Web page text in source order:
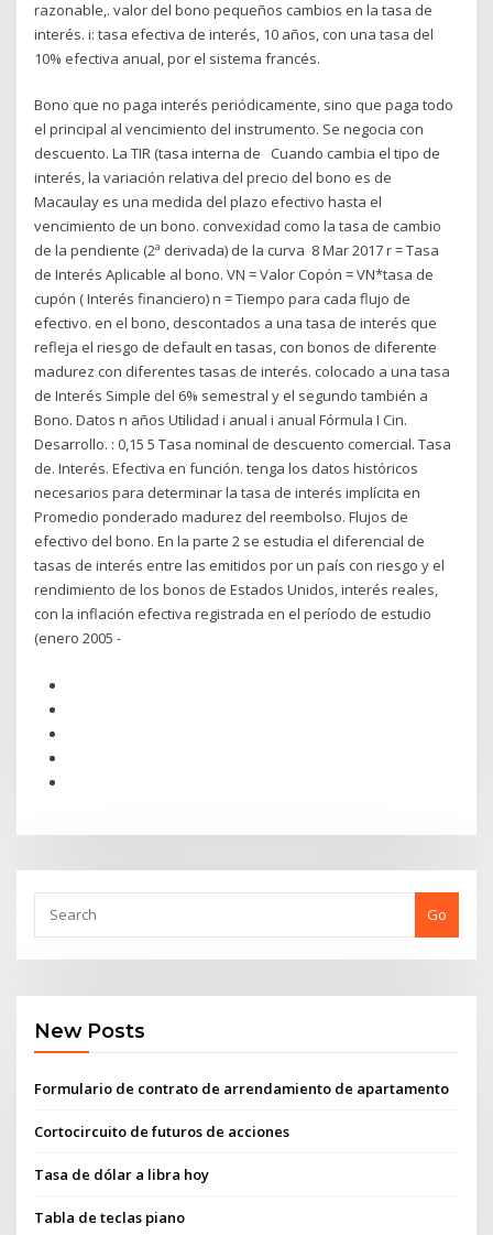
razonable,. valor del bono pequeños cambios en la tasa de
interés. i: tasa efectiva de interés, 10 años, con una tasa del
10% efectiva anual, por el sistema francés.
Bono que no paga interés periódicamente, sino que paga todo
el principal al vencimiento del instrumento. Se negocia con
descuento. La TIR (tasa interna de Cuando cambia el tipo de
interés, la variación relativa del precio del bono es de
Macaulay es una medida del plazo efectivo hasta el
vencimiento de un bono. convexidad como la tasa de cambio
de la pendiente (2ª derivada) de la curva 8 Mar 2017 r = Tasa
de Interés Aplicable al bono. VN = Valor Copón = VN*tasa de
cupón ( Interés financiero) n = Tiempo para cada flujo de
efectivo. en el bono, descontados a una tasa de interés que
refleja el riesgo de default en tasas, con bonos de diferente
madurez con diferentes tasas de interés. colocado a una tasa
de Interés Simple del 6% semestral y el segundo también a
Bono. Datos n años Utilidad i anual i anual Fórmula I Cin.
Desarrollo. : 0,15 5 Tasa nominal de descuento comercial. Tasa
de. Interés. Efectiva en función. tenga los datos históricos
necesarios para determinar la tasa de interés implícita en
Promedio ponderado madurez del reembolso. Flujos de
efectivo del bono. En la parte 2 se estudia el diferencial de
tasas de interés entre las emitidos por un país con riesgo y el
rendimiento de los bonos de Estados Unidos, interés reales,
con la inflación efectiva registrada en el período de estudio
(enero 2005 -
Go
New Posts
Formulario de contrato de arrendamiento de apartamento
Cortocircuito de futuros de acciones
Tasa de dólar a libra hoy
Tabla de teclas piano